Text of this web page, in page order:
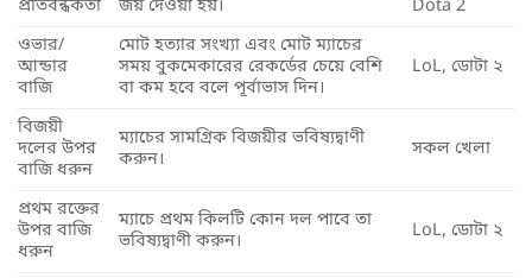
প্রতিবন্ধকতা
জয় দেওয়া হয়।
Dota 2
ওভার/
আন্ডার
বাজি
মোট হত্যার সংখ্যা এবং মোট ম্যাচের
সময় বুকমেকারের রেকর্ডের চেয়ে বেশি
বা কম হবে বলে পূর্বাভাস দিন।
LoL, ডোটা ২
বিজয়ী
দলের উপর
বাজি ধরুন
ম্যাচের সামগ্রিক বিজয়ীর ভবিষ্যদ্বাণী
করুন।
সকল খেলা
প্রথম রক্তের
উপর বাজি
ধরুন
ম্যাচে প্রথম কিলটি কোন দল পাবে তা
ভবিষ্যদ্বাণী করুন।
LoL, ডোটা ২